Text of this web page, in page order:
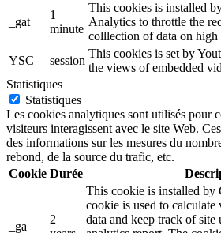
_gat
1
minute
This cookies is installed
Analytics to throttle the
colllection of data on high
YSC
session
This cookies is set by
the views of embedded
Statistiques
Statistiques
Les cookies analytiques sont utilisés pour
visiteurs interagissent avec le site Web.
des informations sur les mesures du
rebond, de la source du trafic, etc.
Cookie Durée
_ga
2
This cookie is installed by
cookie is used to calculate
data and keep track of site